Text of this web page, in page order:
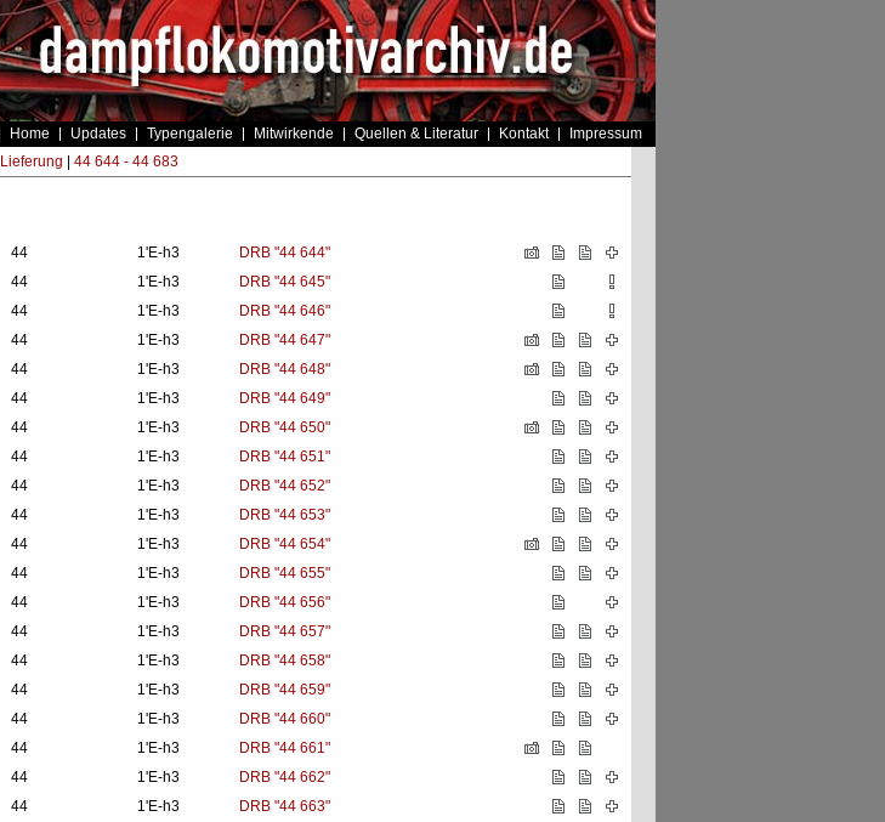
Home Updates Typengalerie Mitwirkende Quellen & Literatur Kontakt Impressum
Lieferung 44 644 - 44 683
44 1'E-h3
DRB "44 644"
44 1'E-h3
DRB "44 645"
44 1'E-h3
DRB "44 646"
44 1'E-h3
DRB "44 647"
44 1'E-h3
DRB "44 648"
44 1'E-h3
DRB "44 649"
44 1'E-h3
DRB "44 650"
44 1'E-h3
DRB "44 651"
44 1'E-h3
DRB "44 652"
44 1'E-h3
DRB "44 653"
44 1'E-h3
DRB "44 654"
44 1'E-h3
DRB "44 655"
44 1'E-h3
DRB "44 656"
44 1'E-h3
DRB "44 657"
44 1'E-h3
DRB "44 658"
44 1'E-h3
DRB "44 659"
44 1'E-h3
DRB "44 660"
44 1'E-h3
DRB "44 661"
44 1'E-h3
DRB "44 662"
44 1'E-h3
DRB "44 663"